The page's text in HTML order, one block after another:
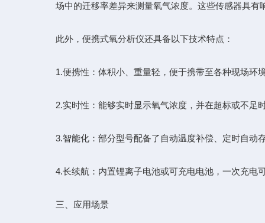
场中的迁移率差异来测量氧气浓度。这些传感器具
此外，便携式氧分析仪还具备以下技术特点：
1.便携性：体积小、重量轻，便于携带至各种现场环
2.实时性：能够实时显示氧气浓度，并在超标或不足
3.智能化：部分型号配备了自动温度补偿、定时自动
4.长续航：内置锂离子电池或可充电电池，一次充电
三、应用场景